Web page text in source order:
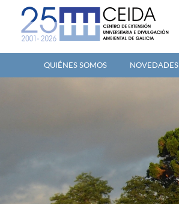
Pasar al contenido principal
QUIÉNES SOMOS NOVEDADES